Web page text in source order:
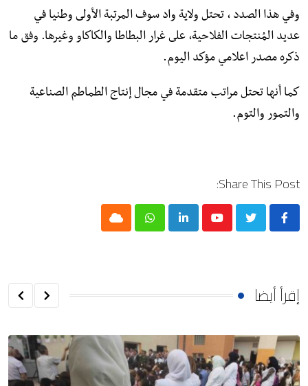
وفي هذا الصدد ، تحتل ولاية واد سوف المرتبة الأولى وطنيا في
عديد المُنتجات الفلاحية، على غرار البطاطا والكاكاو وغيرها. وفق ما
ذكره مصدر اعلامي مؤكد اليوم.
كما أنها تحتل مراتب متقدمة في مجال إنتاج الطماطم الصناعية
والتمور والتوم.
Share This Post:
Youtube
LinkedIn
Whatsapp
Cloud
إقرأ أيضا